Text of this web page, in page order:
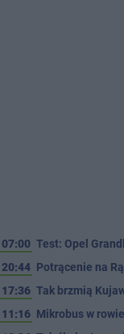
07:00 Test: Opel
20:44 Potrącenie na
17:36 Tak brzmią
11:16 Mikrobus w